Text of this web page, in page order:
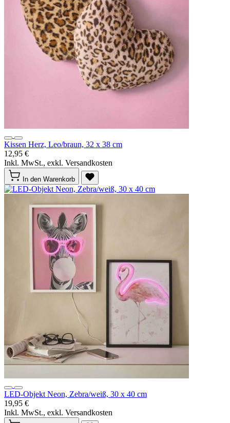
Kissen Herz, Leo/braun, 32 x 38 cm
12,95 €
Inkl. MwSt., exkl. Versandkosten
In den Warenkorb
LED-Objekt Neon, Zebra/weiß, 30 x 40 cm
19,95 €
Inkl. MwSt., exkl. Versandkosten